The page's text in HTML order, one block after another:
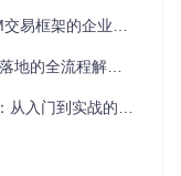
高频交易系统、
性能敏感场景
券商系统对接、
业级部署与应用指南
全流程解决方案
的量化策略开发指南